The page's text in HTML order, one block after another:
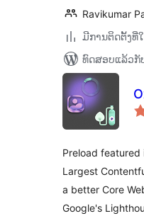
Ravikumar
ມີການຕິດຕັ້ງທີ່
ທົດສອບແລ້ວກັບ
Preload
Largest
a better Core
Google's